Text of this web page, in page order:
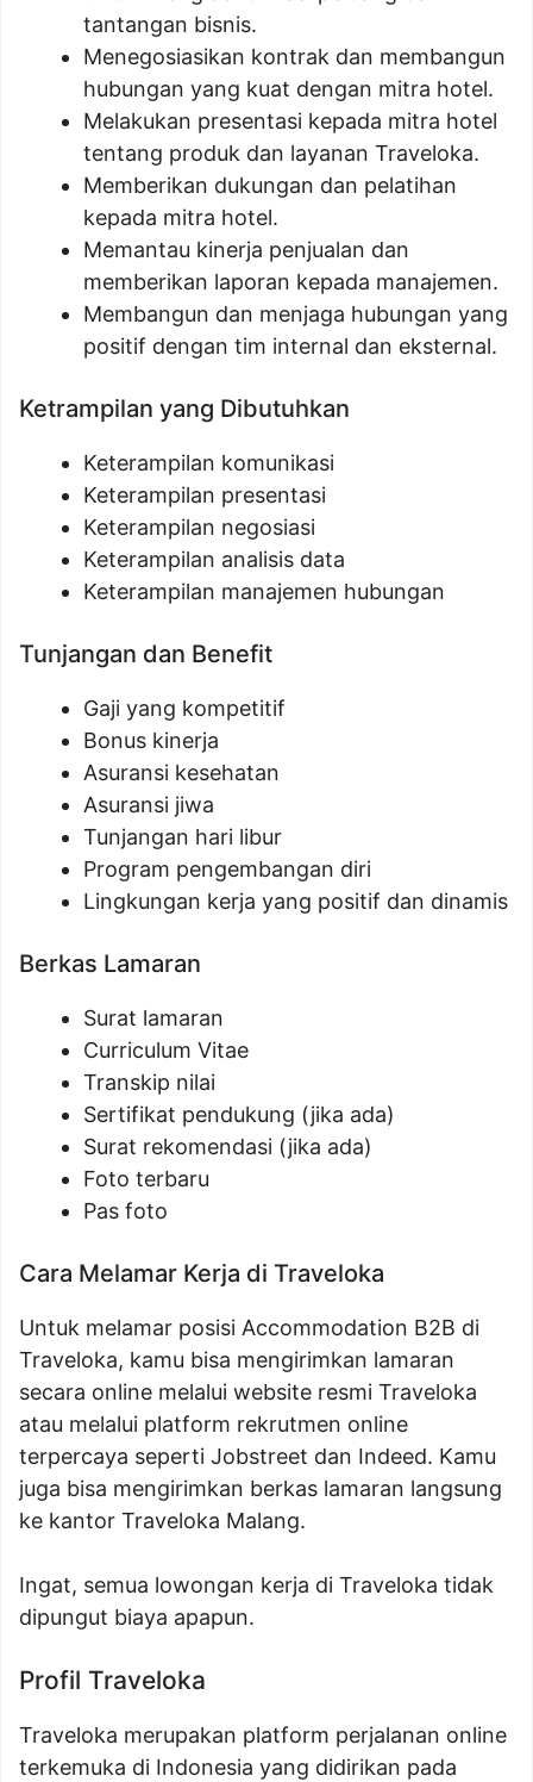
tantangan bisnis.
Menegosiasikan kontrak dan membangun
hubungan yang kuat dengan mitra hotel.
Melakukan presentasi kepada mitra hotel
tentang produk dan layanan Traveloka.
Memberikan dukungan dan pelatihan
kepada mitra hotel.
Memantau kinerja penjualan dan
memberikan laporan kepada manajemen.
Membangun dan menjaga hubungan yang
positif dengan tim internal dan eksternal.
Ketrampilan yang Dibutuhkan
Keterampilan komunikasi
Keterampilan presentasi
Keterampilan negosiasi
Keterampilan analisis data
Keterampilan manajemen hubungan
Tunjangan dan Benefit
Gaji yang kompetitif
Bonus kinerja
Asuransi kesehatan
Asuransi jiwa
Tunjangan hari libur
Program pengembangan diri
Lingkungan kerja yang positif dan dinamis
Berkas Lamaran
Surat lamaran
Curriculum Vitae
Transkip nilai
Sertifikat pendukung (jika ada)
Surat rekomendasi (jika ada)
Foto terbaru
Pas foto
Cara Melamar Kerja di Traveloka
Untuk melamar posisi Accommodation B2B di
Traveloka, kamu bisa mengirimkan lamaran
secara online melalui website resmi Traveloka
atau melalui platform rekrutmen online
terpercaya seperti Jobstreet dan Indeed. Kamu
juga bisa mengirimkan berkas lamaran langsung
ke kantor Traveloka Malang.
Ingat, semua lowongan kerja di Traveloka tidak
dipungut biaya apapun.
Profil Traveloka
Traveloka merupakan platform perjalanan online
terkemuka di Indonesia yang didirikan pada